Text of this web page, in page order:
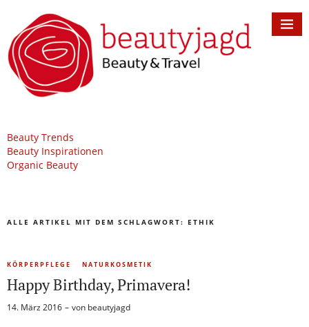
Beauty Trends
Beauty Inspirationen
Organic Beauty
ALLE ARTIKEL MIT DEM SCHLAGWORT: ETHIK
KÖRPERPFLEGE NATURKOSMETIK
Happy Birthday, Primavera!
14. März 2016 von beautyjagd